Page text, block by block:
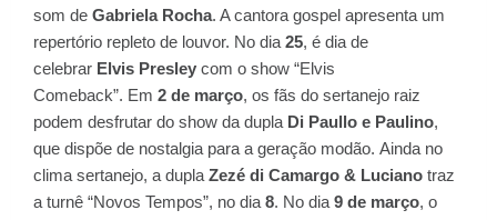
som de Gabriela Rocha. A cantora gospel apresenta um
repertório repleto de louvor. No dia 25, é dia de
celebrar Elvis Presley com o show “Elvis
Comeback”. Em 2 de março, os fãs do sertanejo raiz
podem desfrutar do show da dupla Di Paullo e Paulino,
que dispõe de nostalgia para a geração modão. Ainda no
clima sertanejo, a dupla Zezé di Camargo & Luciano traz
a turnê “Novos Tempos”, no dia 8. No dia 9 de março, o